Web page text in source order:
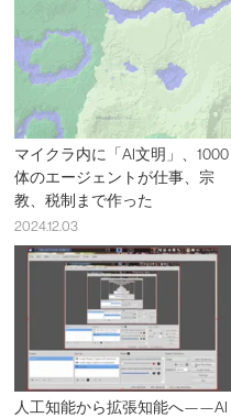
マイクラ内に「AI文明」、1000
体のエージェントが仕事、宗
教、税制まで作った
2024.12.03
人工知能から拡張知能へ——AI